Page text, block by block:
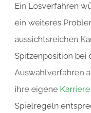
Ein Losverfahren
ein weiteres
aussichtsreichen
Spitzenposition bei
Auswahlverfahren
ihre eigene Karriere
Spielregeln